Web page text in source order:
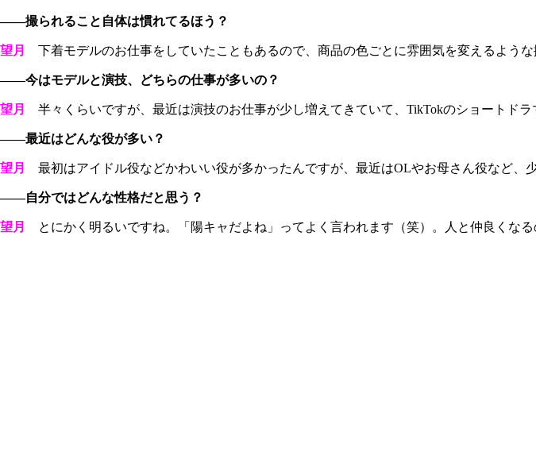
――撮られること自体は慣れてるほう？
望月 下着モデルのお仕事をしていたこともあるので、商品の色ごとに雰囲気を変えるよう
――今はモデルと演技、どちらの仕事が多いの？
望月 半々くらいですが、最近は演技のお仕事が少し増えてきていて、TikTokのショートドラ
――最近はどんな役が多い？
望月 最初はアイドル役などかわいい役が多かったんですが、最近はOLやお母さん役など、
――自分ではどんな性格だと思う？
望月 とにかく明るいですね。「陽キャだよね」ってよく言われます（笑）。人と仲良くな